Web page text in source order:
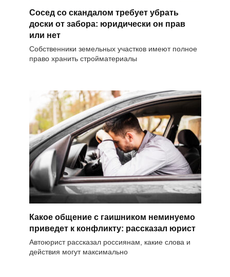
Сосед со скандалом требует убрать
доски от забора: юридически он прав
или нет
Собственники земельных участков имеют полное
право хранить стройматериалы
Какое общение с гаишником неминуемо
приведет к конфликту: рассказал юрист
Автоюрист рассказал россиянам, какие слова и
действия могут максимально